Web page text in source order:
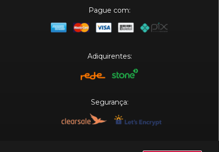
Pague com:
Adiquirentes:
Segurança: